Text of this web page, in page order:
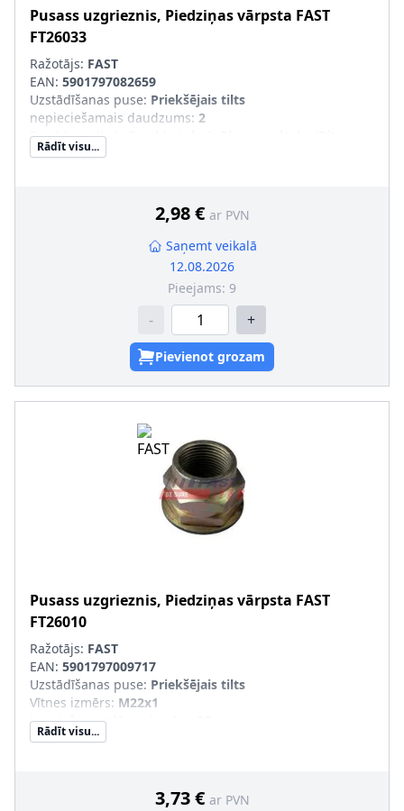
Pusass uzgrieznis, Piedziņas vārpsta FAST
FT26033
Ražotājs: FAST
EAN: 5901797082659
Uzstādīšanas puse: Priekšējais tilts
nepieciešamais daudzums: 2
Papildu artikuls/Papildu info 2
rumbai
Rādīt visu...
2,98 € ar PVN
Saņemt veikalā
12.08.2026
Pieejams: 9
- +
Pievienot grozam
Pusass uzgrieznis, Piedziņas vārpsta FAST
FT26010
Ražotājs: FAST
EAN: 5901797009717
Uzstādīšanas puse: Priekšējais tilts
Vītnes izmērs: M22x1
Uzgriežņu atslēgas izmērs
Rādīt visu...
3,73 € ar PVN